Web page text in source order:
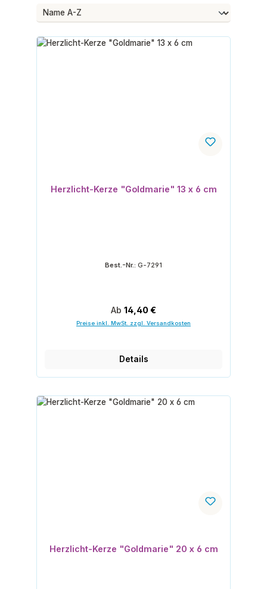
Herzlicht-Kerze "Goldmarie" 13 x 6 cm
Best.-Nr.: G-7291
Regulärer Preis:
Ab 14,40 €
Preise inkl. MwSt. zzgl. Versandkosten
Details
Herzlicht-Kerze "Goldmarie" 20 x 6 cm